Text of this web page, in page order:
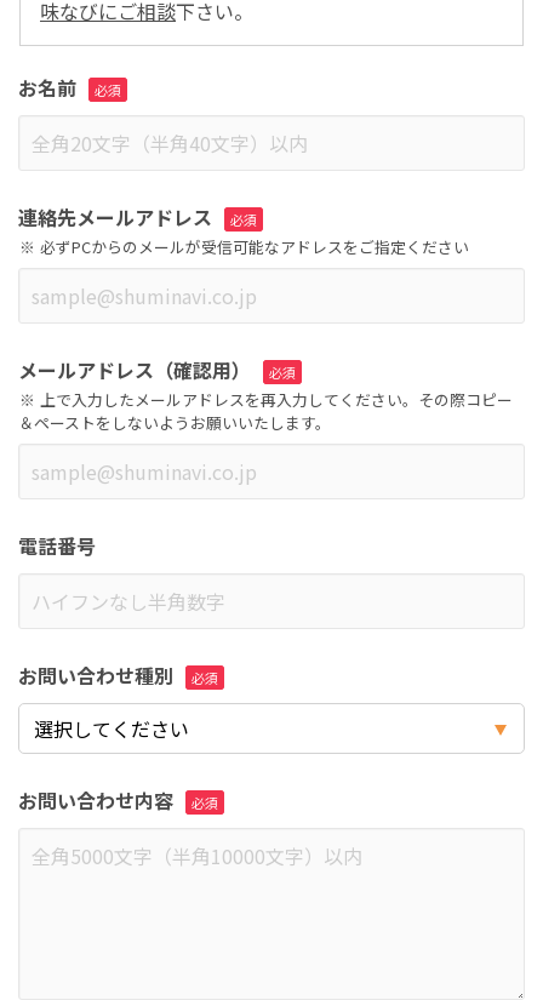
味なびにご相談下さい。
お名前
連絡先メールアドレス
必ずPCからのメールが受信可能なアドレスをご指定ください
メールアドレス（確認用）
上で入力したメールアドレスを再入力してください。その際コピー
＆ペーストをしないようお願いいたします。
電話番号
お問い合わせ種別
お問い合わせ内容